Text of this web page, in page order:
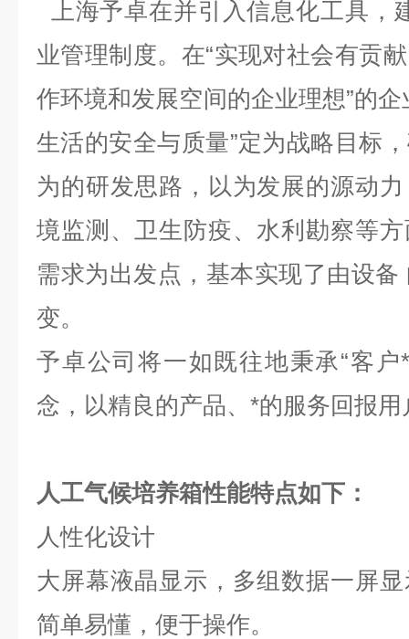
上海予卓在并引入信息化工具，
业管理制度。在“实现对社会有贡
作环境和发展空间的企业理想”的
生活的安全与质量”定为战略目标
为的研发思路，以为发展的源动
境监测、卫生防疫、水利勘察等
需求为出发点，基本实现了由设
变。
予卓公司将一如既往地秉承“客
念，以精良的产品、*的服务回报
人工气候培养箱性能特点如下：
人性化设计
大屏幕液晶显示，多组数据一屏
简单易懂，便于操作。